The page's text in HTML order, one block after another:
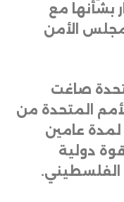
بشأنها مع
الأمن
صاغت
المتحدة من
عامين
دولية
الفلسطيني.